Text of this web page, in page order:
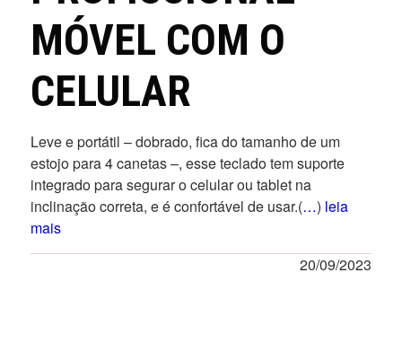
MÓVEL COM O
CELULAR
Leve e portátil – dobrado, fica do tamanho de um
estojo para 4 canetas –, esse teclado tem suporte
integrado para segurar o celular ou tablet na
inclinação correta, e é confortável de usar.(…) leia
mais
20/09/2023